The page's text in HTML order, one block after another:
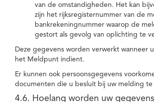
van de omstandigheden. Het kan
zijn het rijksregisternummer van de
bankrekeningnummer waarop de
gestort als gevolg van oplichting te
Deze gegevens worden verwerkt wanneer
het Meldpunt indient.
Er kunnen ook persoonsgegevens
documenten die u besluit bij uw melding te
4.6. Hoelang worden uw